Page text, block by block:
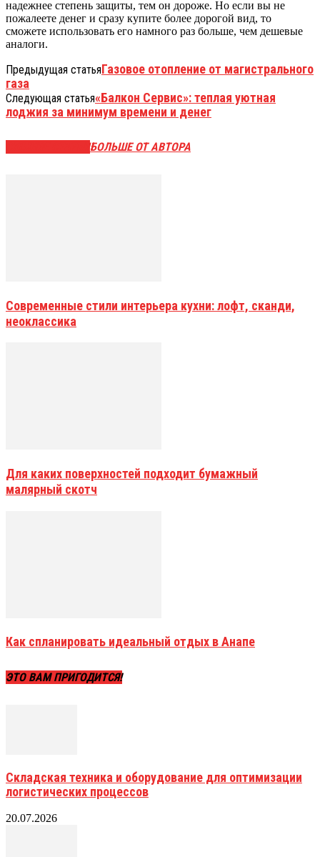
надежнее степень защиты, тем он дороже. Но если вы не
пожалеете денег и сразу купите более дорогой вид, то
сможете использовать его намного раз больше, чем дешевые
аналоги.
Предыдущая статьяГазовое отопление от магистрального
газа
Следующая статья«Балкон Сервис»: теплая уютная
лоджия за минимум времени и денег
БОЛЬШЕ ОТ АВТОРА
Современные стили интерьера кухни: лофт, сканди,
неоклассика
Для каких поверхностей подходит бумажный
малярный скотч
Как спланировать идеальный отдых в Анапе
ЭТО ВАМ ПРИГОДИТСЯ!
Складская техника и оборудование для оптимизации
логистических процессов
20.07.2026